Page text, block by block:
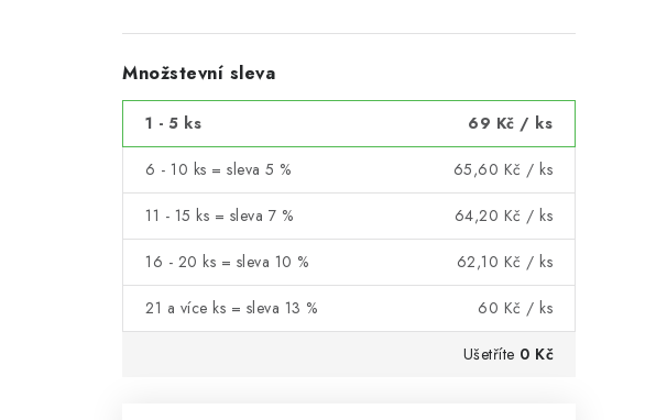
Množstevní sleva
1 - 5 ks 69 Kč / ks
6 - 10 ks = sleva 5 % 65,60 Kč / ks
11 - 15 ks = sleva 7 % 64,20 Kč / ks
16 - 20 ks = sleva 10 % 62,10 Kč / ks
21 a více ks = sleva 13 % 60 Kč / ks
Ušetříte 0 Kč